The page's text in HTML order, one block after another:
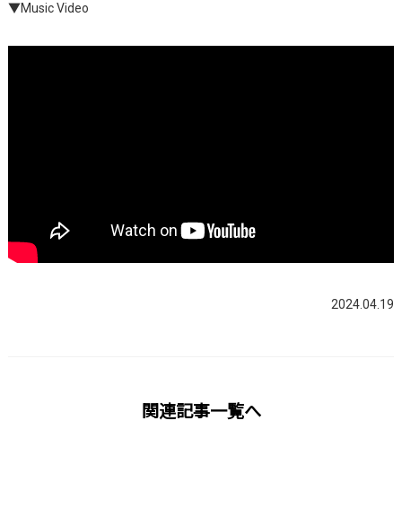
▼Music Video
2024.04.19
関連記事一覧へ